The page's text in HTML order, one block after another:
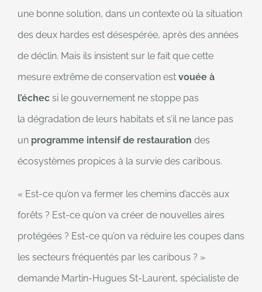
une bonne solution, dans un contexte où la situation
des deux hardes est désespérée, après des années
de déclin. Mais ils insistent sur le fait que cette
mesure extrême de conservation est vouée à
l’échec si le gouvernement ne stoppe pas
la dégradation de leurs habitats et s’il ne lance pas
un programme intensif de restauration des
écosystèmes propices à la survie des caribous.
« Est-ce qu’on va fermer les chemins d’accès aux
forêts ? Est-ce qu’on va créer de nouvelles aires
protégées ? Est-ce qu’on va réduire les coupes dans
les secteurs fréquentés par les caribous ? »
demande Martin-Hugues St-Laurent, spécialiste de